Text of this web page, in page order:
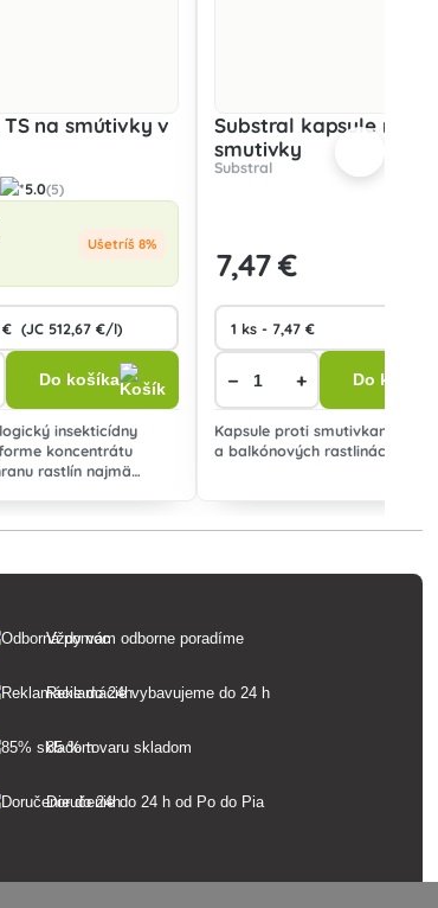
na smútivky v
5.0(5)
Ušetríš 8%
Do košíka
insekticídny
koncentrátu
rastlín najmä
Substral kapsule na
smutivky
Substral
7,47 €
− + Do košíka
Kapsule proti smutivkam na
a balkónových rastlinách.
Vždy vám odborne poradíme
Reklamácie vybavujeme do 24 h
85 % tovaru skladom
Doručenie do 24 h od Po do Pia